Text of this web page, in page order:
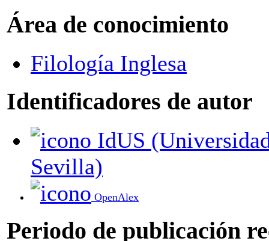
Área de conocimiento
Filología Inglesa
Identificadores de autor
Sevilla)
OpenAlex
Periodo de publicación